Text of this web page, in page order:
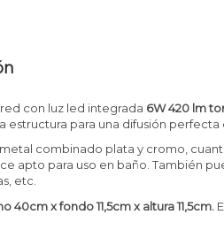
con luz led integrada 6W 420 lm
estructura para una difusión perfecta
combinado plata y cromo,
apto para uso en baño. También
etc.
40cm x fondo 11,5cm x altura 11,5cm.